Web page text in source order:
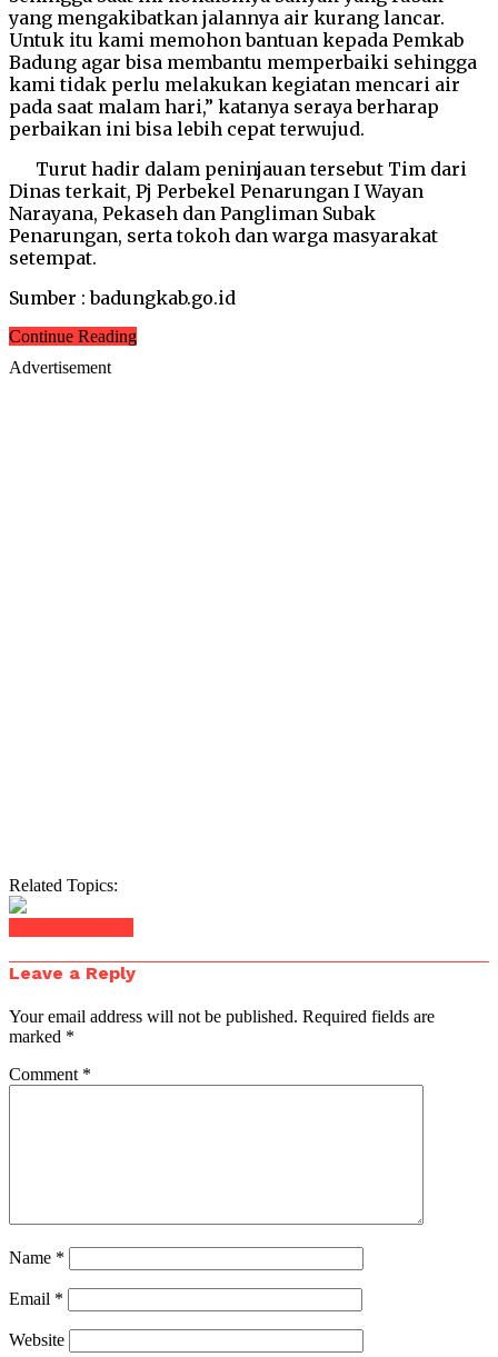
yang mengakibatkan jalannya air kurang lancar.
Untuk itu kami memohon bantuan kepada Pemkab
Badung agar bisa membantu memperbaiki sehingga
kami tidak perlu melakukan kegiatan mencari air
pada saat malam hari,” katanya seraya berharap
perbaikan ini bisa lebih cepat terwujud.
Turut hadir dalam peninjauan tersebut Tim dari
Dinas terkait, Pj Perbekel Penarungan I Wayan
Narayana, Pekaseh dan Pangliman Subak
Penarungan, serta tokoh dan warga masyarakat
setempat.
Sumber : badungkab.go.id
Continue Reading
Advertisement
Related Topics:
Leave a Reply
Your email address will not be published. Required fields are
marked *
Comment *
Name *
Email *
Website